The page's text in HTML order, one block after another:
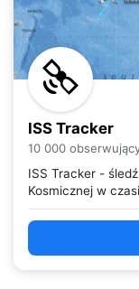
ISS Tracker
10 000
ISS Tracker -
Kosmicznej w